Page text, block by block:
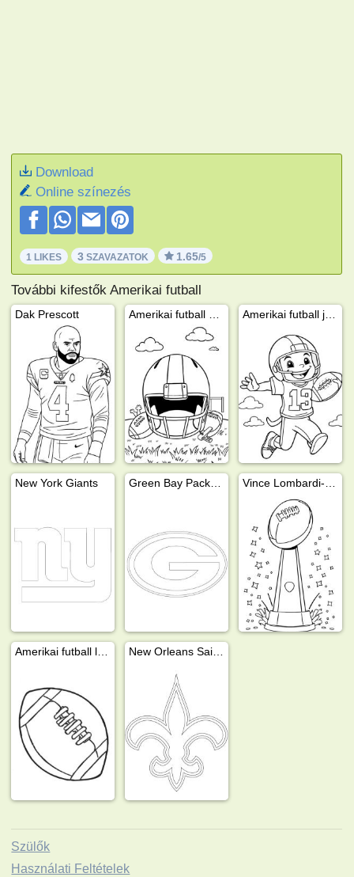
Download
Online színezés
1 LIKES 3 SZAVAZATOK 1.65/5
További kifestők Amerikai futball
Dak Prescott
New York Giants
Szülők
Használati Feltételek